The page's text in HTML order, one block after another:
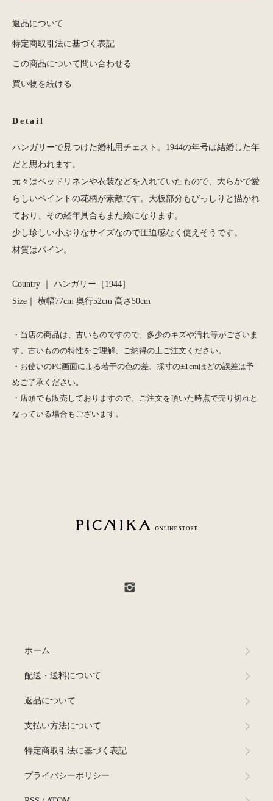
返品について
特定商取引法に基づく表記
この商品について問い合わせる
買い物を続ける
Detail
ハンガリーで見つけた婚礼用チェスト。1944の年号は結婚した年
だと思われます。
元々はベッドリネンや衣装などを入れていたもので、大らかで愛
らしいペイントの花柄が素敵です。天板部分もびっしりと描かれ
ており、その経年具合もまた絵になります。
少し珍しい小ぶりなサイズなので圧迫感なく使えそうです。
材質はパイン。
Country ｜ ハンガリー［1944］
Size｜ 横幅77cm 奥行52cm 高さ50cm
・当店の商品は、古いものですので、多少のキズや汚れ等がございま
す。古いものの特性をご理解、ご納得の上ご注文ください。
・お使いのPC画面による若干の色の差、採寸の±1cmほどの誤差は予
めご了承ください。
・店頭でも販売しておりますので、ご注文を頂いた時点で売り切れと
なっている場合もございます。
ホーム
配送・送料について
返品について
支払い方法について
特定商取引法に基づく表記
プライバシーポリシー